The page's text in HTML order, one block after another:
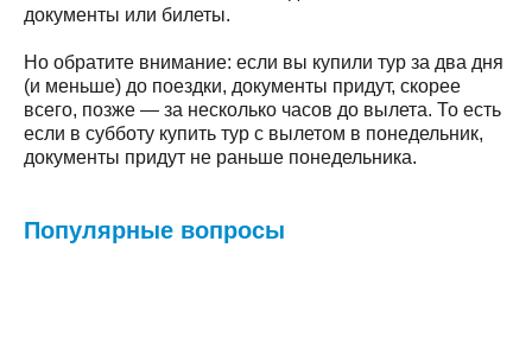
документы или билеты.
Но обратите внимание: если вы купили тур за два дня
(и меньше) до поездки, документы придут, скорее
всего, позже — за несколько часов до вылета. То есть
если в субботу купить тур с вылетом в понедельник,
документы придут не раньше понедельника.
Популярные вопросы